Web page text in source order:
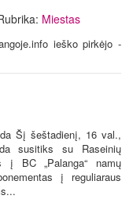
Miestas
ieško pirkėjo -
Šį šeštadienį, 16 val.,
susitiks su Raseinių
į BC „Palanga“ namų
į reguliaraus